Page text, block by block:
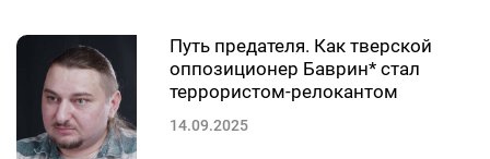
Путь предателя. Как тверской
оппозиционер Баврин* стал
террористом-релокантом
14.09.2025